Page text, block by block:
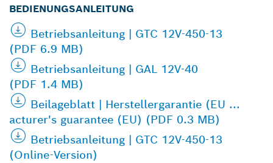
BEDIENUNGSANLEITUNG
Betriebsanleitung | GTC 12V-450-13
(PDF 6.9 MB)
Betriebsanleitung | GAL 12V-40
(PDF 1.4 MB)
Beilageblatt | Herstellergarantie (EU ...
acturer's guarantee (EU) (PDF 0.3 MB)
Betriebsanleitung | GTC 12V-450-13
(Online-Version)